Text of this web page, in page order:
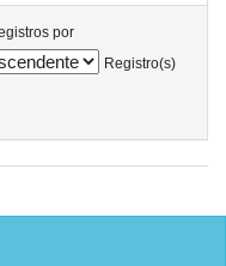
por
Registro(s)